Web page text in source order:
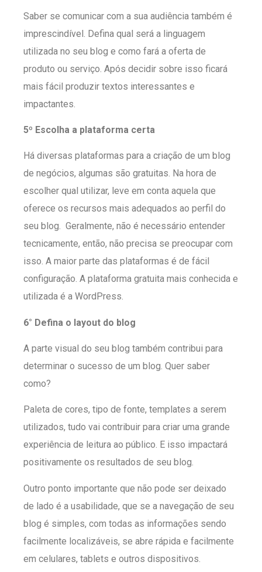
Saber se comunicar com a sua audiência também é
imprescindível. Defina qual será a linguagem
utilizada no seu blog e como fará a oferta de
produto ou serviço. Após decidir sobre isso ficará
mais fácil produzir textos interessantes e
impactantes.
5º Escolha a plataforma certa
Há diversas plataformas para a criação de um blog
de negócios, algumas são gratuitas. Na hora de
escolher qual utilizar, leve em conta aquela que
oferece os recursos mais adequados ao perfil do
seu blog. Geralmente, não é necessário entender
tecnicamente, então, não precisa se preocupar com
isso. A maior parte das plataformas é de fácil
configuração. A plataforma gratuita mais conhecida e
utilizada é a WordPress.
6° Defina o layout do blog
A parte visual do seu blog também contribui para
determinar o sucesso de um blog. Quer saber
como?
Paleta de cores, tipo de fonte, templates a serem
utilizados, tudo vai contribuir para criar uma grande
experiência de leitura ao público. E isso impactará
positivamente os resultados de seu blog.
Outro ponto importante que não pode ser deixado
de lado é a usabilidade, que se a navegação de seu
blog é simples, com todas as informações sendo
facilmente localizáveis, se abre rápida e facilmente
em celulares, tablets e outros dispositivos.